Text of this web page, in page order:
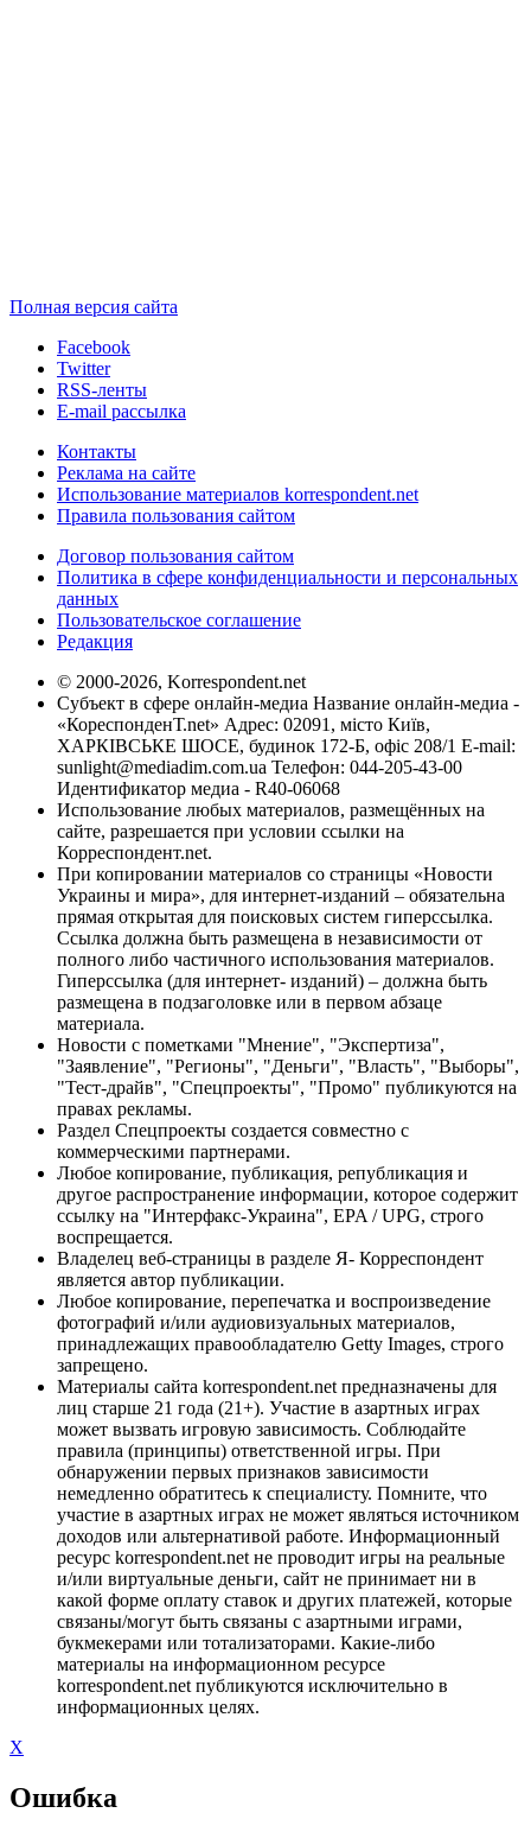
Полная версия сайта
Facebook
Twitter
RSS-ленты
E-mail рассылка
Контакты
Реклама на сайте
Использование материалов korrespondent.net
Правила пользования сайтом
Договор пользования сайтом
Политика в сфере конфиденциальности и персональных
данных
Пользовательское соглашение
Редакция
© 2000-2026, Korrespondent.net
Субъект в сфере онлайн-медиа Название онлайн-медиа -
«КореспонденТ.net» Адрес: 02091, місто Київ,
ХАРКІВСЬКЕ ШОСЕ, будинок 172-Б, офіс 208/1 E-mail:
sunlight@mediadim.com.ua Телефон: 044-205-43-00
Идентификатор медиа - R40-06068
Использование любых материалов, размещённых на
сайте, разрешается при условии ссылки на
Корреспондент.net.
При копировании материалов со страницы «Новости
Украины и мира», для интернет-изданий – обязательна
прямая открытая для поисковых систем гиперссылка.
Ссылка должна быть размещена в независимости от
полного либо частичного использования материалов.
Гиперссылка (для интернет- изданий) – должна быть
размещена в подзаголовке или в первом абзаце
материала.
Новости с пометками "Мнение", "Экспертиза",
"Заявление", "Регионы", "Деньги", "Власть", "Выборы",
"Тест-драйв", "Спецпроекты", "Промо" публикуются на
правах рекламы.
Раздел Спецпроекты создается совместно с
коммерческими партнерами.
Любое копирование, публикация, републикация и
другое распространение информации, которое содержит
ссылку на "Интерфакс-Украина", EPA / UPG, строго
воспрещается.
Владелец веб-страницы в разделе Я- Корреспондент
является автор публикации.
Любое копирование, перепечатка и воспроизведение
фотографий и/или аудиовизуальных материалов,
принадлежащих правообладателю Getty Images, строго
запрещено.
Материалы сайта korrespondent.net предназначены для
лиц старше 21 года (21+). Участие в азартных играх
может вызвать игровую зависимость. Соблюдайте
правила (принципы) ответственной игры. При
обнаружении первых признаков зависимости
немедленно обратитесь к специалисту. Помните, что
участие в азартных играх не может являться источником
доходов или альтернативой работе. Информационный
ресурс korrespondent.net не проводит игры на реальные
и/или виртуальные деньги, сайт не принимает ни в
какой форме оплату ставок и других платежей, которые
связаны/могут быть связаны с азартными играми,
букмекерами или тотализаторами. Какие-либо
материалы на информационном ресурсе
korrespondent.net публикуются исключительно в
информационных целях.
X
Ошибка